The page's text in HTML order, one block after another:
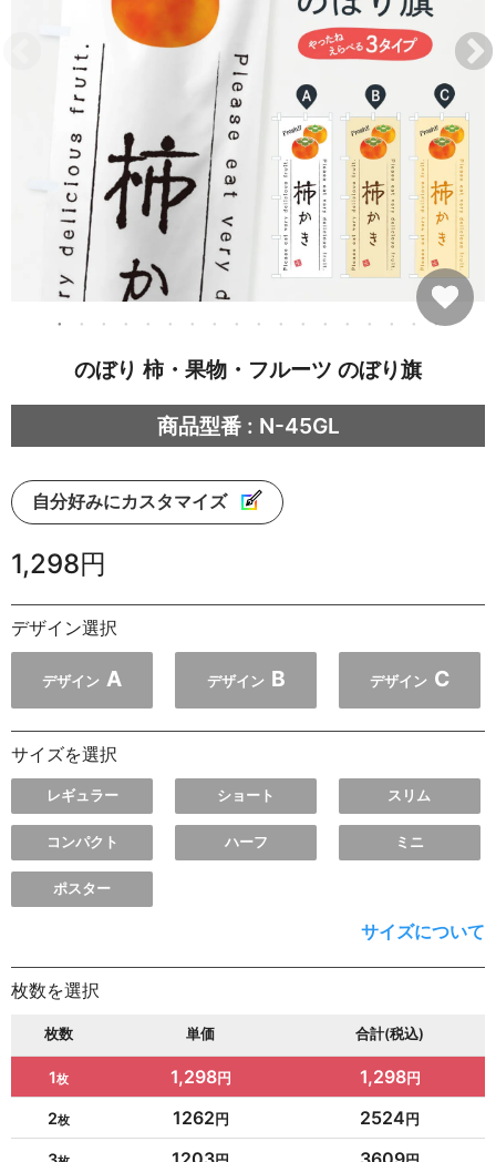
のぼり 柿・果物・フルーツ のぼり旗
商品型番 : N-45GL
自分好みにカスタマイズ
1,298円
デザイン選択
デザイン A デザイン B デザイン C
サイズを選択
レギュラー ショート スリム
コンパクト ハーフ ミニ
ポスター
サイズについて
枚数を選択
枚数 単価 合計(税込)
1 1,298 1,298
2 1262 2524